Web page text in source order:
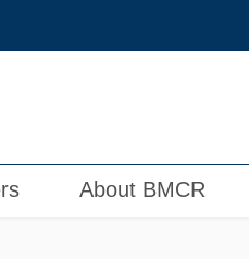
About BMCR